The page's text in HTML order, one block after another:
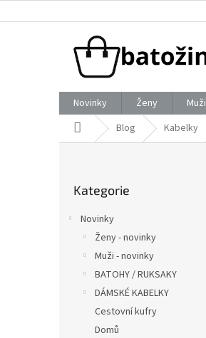
na
Novinky Ženy Muži
Domů Blog Kabelky
kategorie
Kategorie
Novinky
Ženy - novinky
Muži - novinky
BATOHY / RUKSAKY
DÁMSKÉ KABELKY
Cestovní kufry
Domů